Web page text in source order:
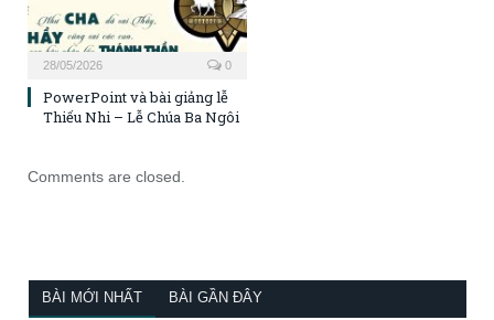
28/05/2026 0
PowerPoint và bài giảng lễ
Thiếu Nhi – Lễ Chúa Ba Ngôi
Comments are closed.
BÀI MỚI NHẤT BÀI GẦN ĐÂY